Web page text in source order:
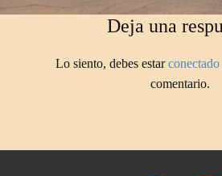
Deja una
Lo siento, debes estarconectado
comentario.